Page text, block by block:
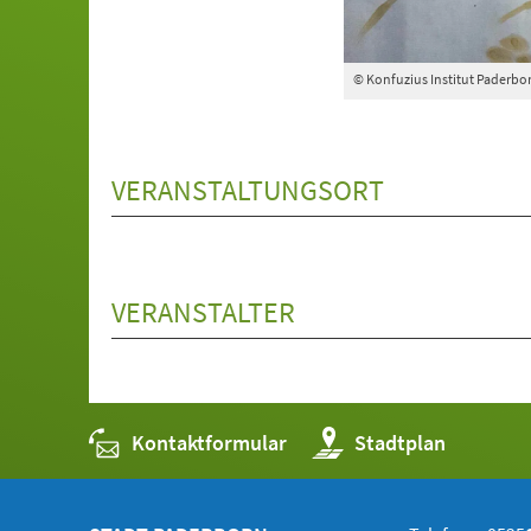
© Konfuzius Institut
VERANSTALTUNGSORT
VERANSTALTER
Kontaktformular Stadtplan
(Öffnet
in
einem